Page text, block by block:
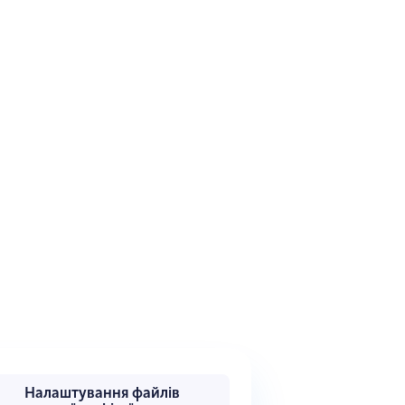
Налаштування файлів